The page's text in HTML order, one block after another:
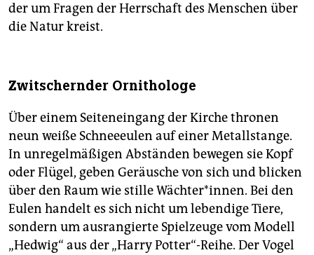
der um Fragen der Herrschaft des Menschen über
die Natur kreist.
Zwitschernder Ornithologe
Über einem Seiteneingang der Kirche thronen
neun weiße Schneeeulen auf einer Metallstange.
In unregelmäßigen Abständen bewegen sie Kopf
oder Flügel, geben Geräusche von sich und blicken
über den Raum wie stille Wächter*innen. Bei den
Eulen handelt es sich nicht um lebendige Tiere,
sondern um ausrangierte Spielzeuge vom Modell
„Hedwig“ aus der „Harry Potter“-Reihe. Der Vogel